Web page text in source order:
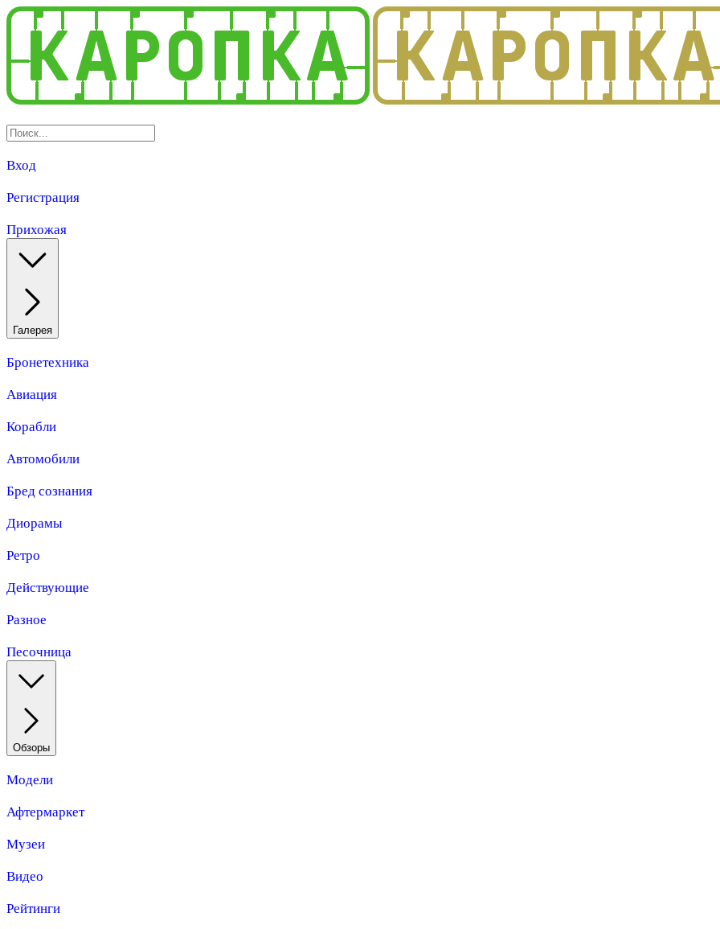
Вход
Регистрация
Прихожая
Галерея
Бронетехника
Авиация
Корабли
Автомобили
Бред сознания
Диорамы
Ретро
Действующие
Разное
Песочница
Обзоры
Модели
Афтермаркет
Музеи
Видео
Рейтинги